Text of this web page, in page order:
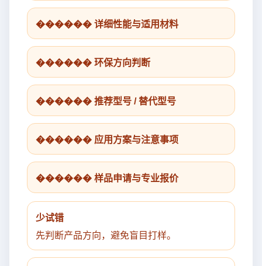
������ 详细性能与适用材料
������ 环保方向判断
������ 推荐型号 / 替代型号
������ 应用方案与注意事项
������ 样品申请与专业报价
少试错
先判断产品方向，避免盲目打样。